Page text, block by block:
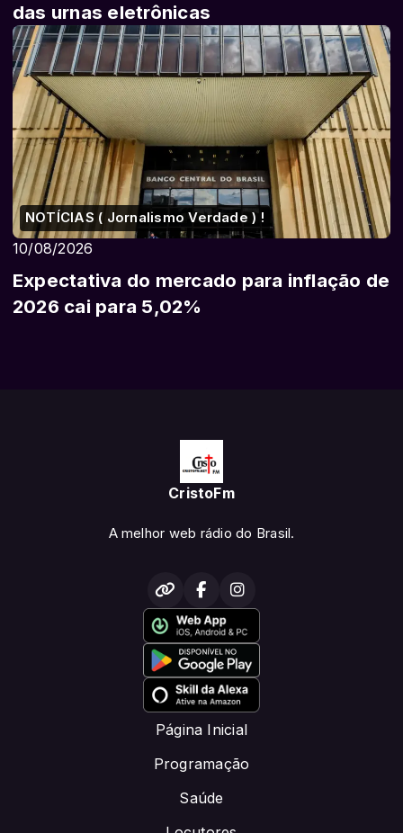
das urnas eletrônicas
NOTÍCIAS ( Jornalismo Verdade ) !
10/08/2026
Expectativa do mercado para inflação de
2026 cai para 5,02%
CristoFm
A melhor web rádio do Brasil.
Página Inicial
Programação
Saúde